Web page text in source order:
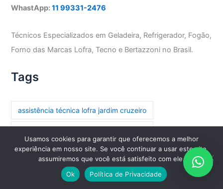
WhastApp:11 99331-2476
Técnicos Especializados em Geladeira, Refrigerador, Fogão,
Forno das Marcas Lofra, Tecno e Bertazzoni no Brasil.
Tags
assistência técnica lofra jardim cruzeiro
assistência técnica lofra paraíso
assistência técnica lofra paraíso do morumbi
Usamos cookies para garantir que oferecemos a melhor
experiência em nosso site. Se você continuar a usar este site,
assumiremos que você está satisfeito com ele.
Ok
Política de Privacidade